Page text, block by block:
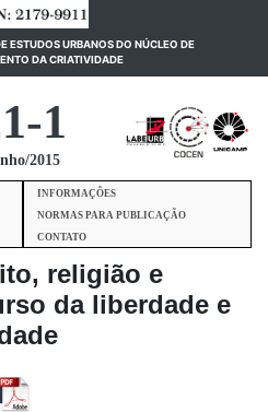
ESTUDOS URBANOS DO NÚCLEO DE
DA CRIATIVIDADE(current)
1
2015
INFORMAÇÕES
NORMAS PARA PUBLICAÇÃO
CONTATO
religião e
da liberdade e